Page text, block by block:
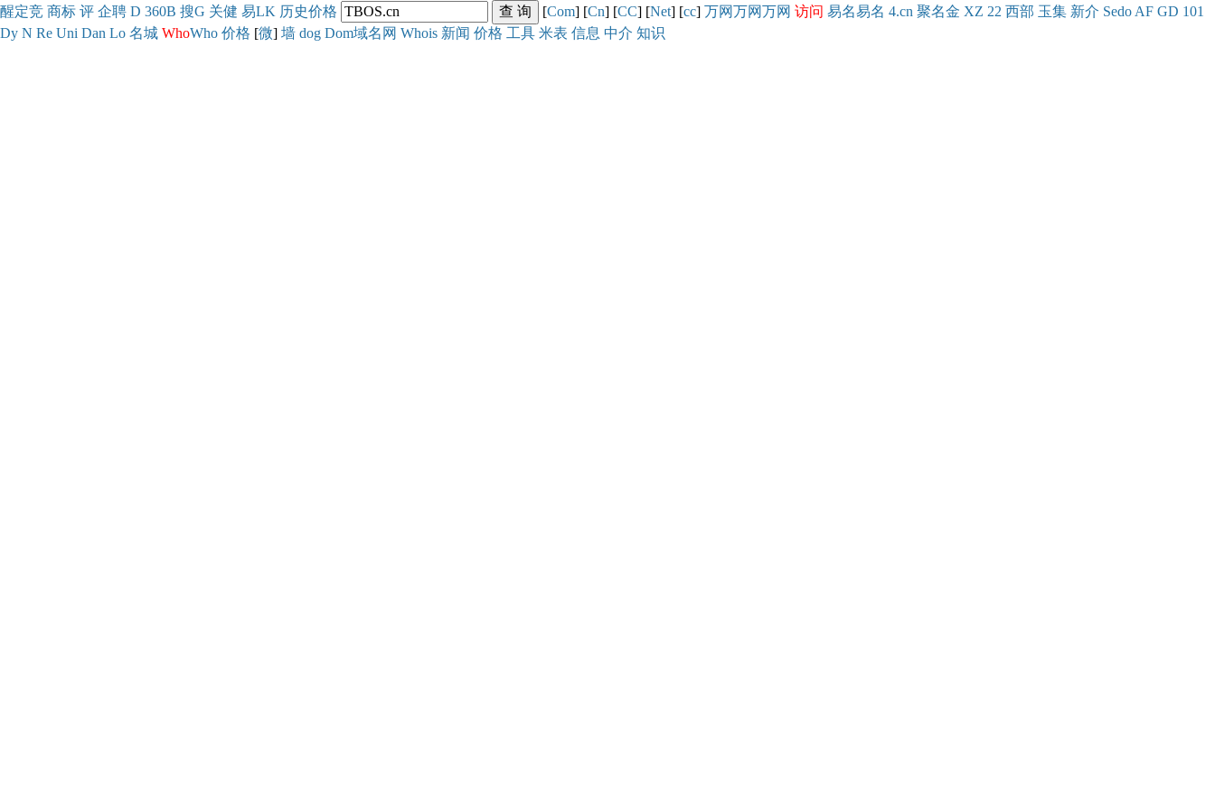
醒定竞 商标 评 企聘 D 360B 搜G 关健 易LK 历史价格 [Com] [Cn] [CC] [Net] [cc] 万网万网万网 访问 易名易名 4.cn 聚名金 XZ 22 西部 玉集 新介 Sedo AF GD 101
Dy N Re Uni Dan Lo 名城 WhoWho 价格 [微] 墙 dog Dom域名网 Whois 新闻 价格 工具 米表 信息 中介 知识